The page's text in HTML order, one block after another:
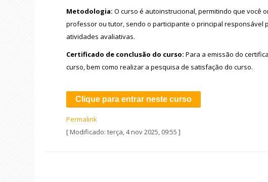
Metodologia:O curso é autoinstrucional, permitindo que você
professor ou tutor, sendo o participante o principal responsável
atividades avaliativas.
Certificado de conclusão do curso:Para a emissão do
curso, bem como realizar a pesquisa de satisfação do curso.
Clique para entrar neste curso
Permalink
[ Modificado: terça, 4 nov 2025, 09:55 ]